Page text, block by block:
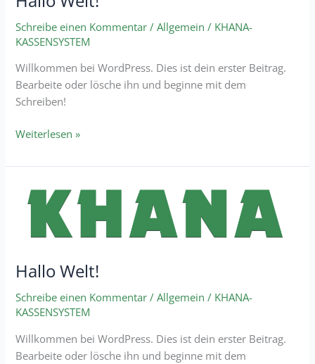
Schreibe einen Kommentar /Allgemein / KHANA-
KASSENSYSTEM
Willkommen bei WordPress. Dies ist dein erster Beitrag.
Bearbeite oder lösche ihn und beginne mit dem
Schreiben!
Weiterlesen »
Hallo Welt!
Schreibe einen Kommentar /Allgemein / KHANA-
KASSENSYSTEM
Willkommen bei WordPress. Dies ist dein erster Beitrag.
Bearbeite oder lösche ihn und beginne mit dem
Hallo
Welt!